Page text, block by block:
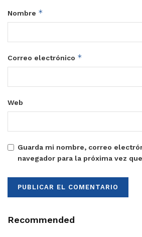
Nombre *
Correo electrónico *
Web
Guarda mi nombre, correo
navegador para la próxima vez
Recommended